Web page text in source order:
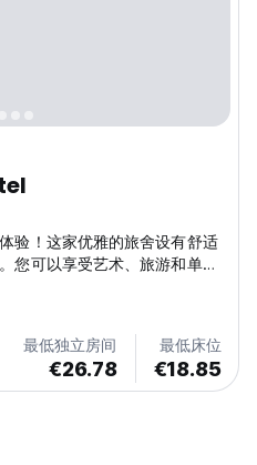
验！这家优雅的旅舍设有舒适
您可以享受艺术、旅游和单人
最低独立房间
€26.78
最低床位
€18.85